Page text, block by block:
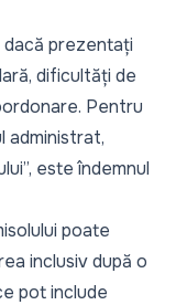
dacă prezentați
dificultăți de
Pentru
administrat,
este îndemnul
poate
inclusiv după o
pot include